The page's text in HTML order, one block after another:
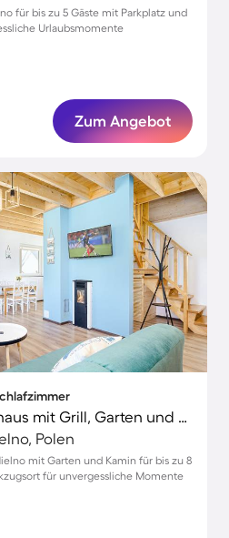
für bis zu 5 Gäste mit Parkplatz und
Urlaubsmomente
Zum Angebot
Gemütliches Ferienhaus mit Grill, Garten und Terrasse | Haustiere sind willkommen
Polen
mit Garten und Kamin für bis zu 8
für unvergessliche Momente